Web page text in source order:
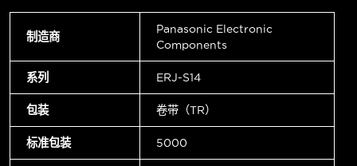
制造商
Panasonic Electronic
Components
系列 ERJ-S14
包装 卷带（TR）
标准包装 5000